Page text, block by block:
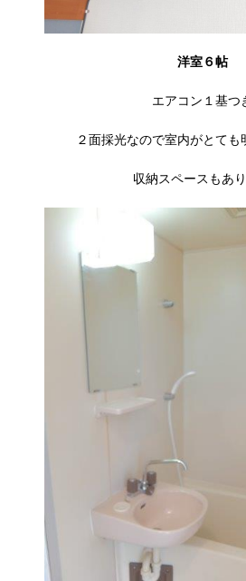
洋室６帖
エアコン１基つ
２面採光なので室内がとても
収納スペースもあ